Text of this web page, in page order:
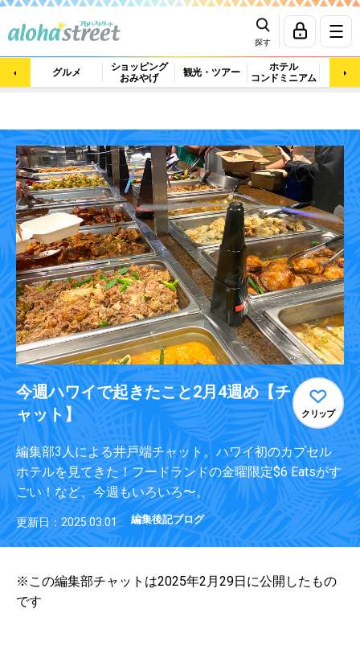
探す
グルメ
ショッピング
おみやげ
観光・ツアー
ホテル
コンドミニアム
マッ
今週ハワイで起きたこと2月4週め【チ
ャット】
クリップ
編集部3人による井戸端チャット。ハワイ初のカプセル
ホテルを見てきた！フードランドの金曜限定$6 Eatsがす
ごい！など、今週もいろいろ〜。
更新日：2025.03.01 編集後記ブログ
※この編集部チャットは2025年2月29日に公開したもの
です